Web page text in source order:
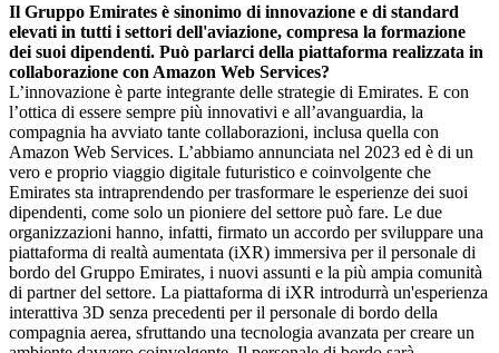
Il Gruppo Emirates è sinonimo di innovazione e di standard
elevati in tutti i settori dell'aviazione, compresa la formazione
dei suoi dipendenti. Può parlarci della piattaforma realizzata in
collaborazione con Amazon Web Services?
L’innovazione è parte integrante delle strategie di Emirates. E con
l’ottica di essere sempre più innovativi e all’avanguardia, la
compagnia ha avviato tante collaborazioni, inclusa quella con
Amazon Web Services. L’abbiamo annunciata nel 2023 ed è di un
vero e proprio viaggio digitale futuristico e coinvolgente che
Emirates sta intraprendendo per trasformare le esperienze dei suoi
dipendenti, come solo un pioniere del settore può fare. Le due
organizzazioni hanno, infatti, firmato un accordo per sviluppare una
piattaforma di realtà aumentata (iXR) immersiva per il personale di
bordo del Gruppo Emirates, i nuovi assunti e la più ampia comunità
di partner del settore. La piattaforma di iXR introdurrà un'esperienza
interattiva 3D senza precedenti per il personale di bordo della
compagnia aerea, sfruttando una tecnologia avanzata per creare un